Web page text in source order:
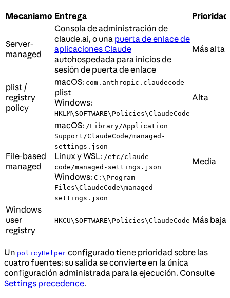
Mecanismo Entrega Prioridad
Server-
managed
Consola de administración de
claude.ai, o una puerta de enlace de
aplicaciones Claude
autohospedada para inicios de
sesión de puerta de enlace
Más alta
plist /
registry
policy
macOS: com.anthropic.claudecode
plist
Windows:
HKLM\SOFTWARE\Policies\ClaudeCode
Alta
File-based
managed
macOS: /Library/Application
Support/ClaudeCode/managed-
settings.json
Linux y WSL: /etc/claude-
code/managed-settings.json
Windows: C:\Program
Files\ClaudeCode\managed-
settings.json
Media
Windows
user
registry
HKCU\SOFTWARE\Policies\ClaudeCode Más baja
Un policyHelper configurado tiene prioridad sobre las
cuatro fuentes: su salida se convierte en la única
configuración administrada para la ejecución. Consulte
Settings precedence.